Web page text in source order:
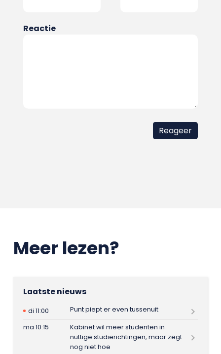
Reactie
Meer lezen?
Laatste nieuws
di 11:00
Punt piept er even tussenuit
ma 10:15
Kabinet wil meer studenten in
nuttige studierichtingen, maar zegt
nog niet hoe